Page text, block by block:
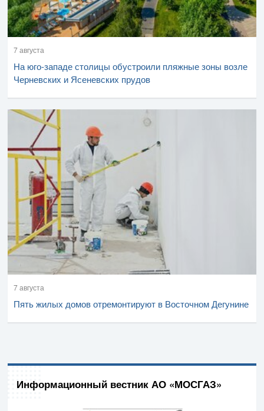
7 августа
На юго-западе столицы обустроили пляжные зоны возле
Черневских и Ясеневских прудов
7 августа
Пять жилых домов отремонтируют в Восточном Дегунине
Информационный вестник АО «МОСГАЗ»